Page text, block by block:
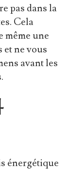
pas dans la
Cela
même une
et ne vous
avant les
énergétique